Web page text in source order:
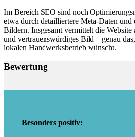
Im Bereich SEO sind noch
etwa durch detailliertere Meta-Daten und
Bildern. Insgesamt vermittelt die Website
und vertrauenswürdiges Bild – genau
lokalen Handwerksbetrieb wünscht.
Bewertung
Besonders positiv: